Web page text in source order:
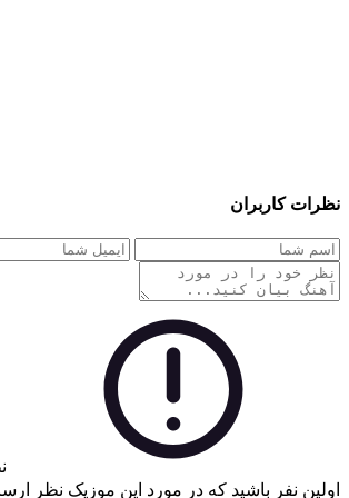
نظرات کاربران
اولین نفر باشید که در مورد این موزیک نظر